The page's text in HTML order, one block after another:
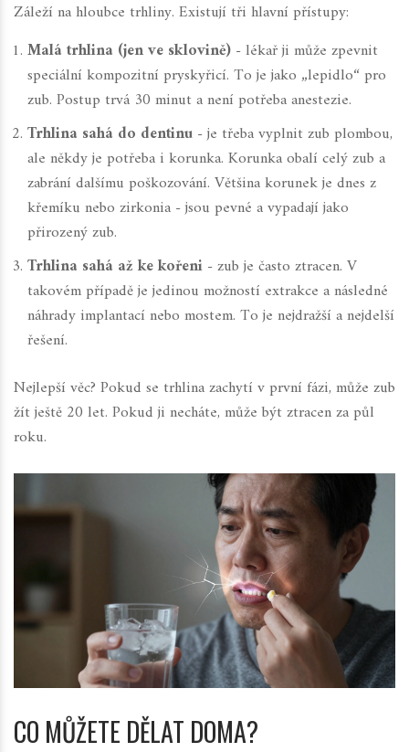
Záleží na hloubce trhliny. Existují tři hlavní přístupy:
Malá trhlina (jen ve sklovině) - lékař ji může zpevnit
speciální kompozitní pryskyřicí. To je jako „lepidlo“ pro
zub. Postup trvá 30 minut a není potřeba anestezie.
Trhlina sahá do dentinu - je třeba vyplnit zub plombou,
ale někdy je potřeba i korunka. Korunka obalí celý zub a
zabrání dalšímu poškozování. Většina korunek je dnes z
křemíku nebo zirkonia - jsou pevné a vypadají jako
přirozený zub.
Trhlina sahá až ke kořeni - zub je často ztracen. V
takovém případě je jedinou možností extrakce a následné
náhrady implantací nebo mostem. To je nejdražší a nejdelší
řešení.
Nejlepší věc? Pokud se trhlina zachytí v první fázi, může zub
žít ještě 20 let. Pokud ji necháte, může být ztracen za půl
roku.
CO MŮŽETE DĚLAT DOMA?